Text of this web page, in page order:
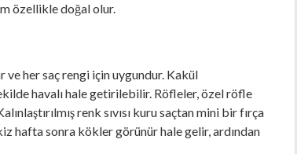
özellikle doğal olur.
ve her saç rengi için uygundur. Kakül
havalı hale getirilebilir. Röfleler, özel röfle
renk sıvısı kuru saçtan mini bir fırça
hafta sonra kökler görünür hale gelir, ardından